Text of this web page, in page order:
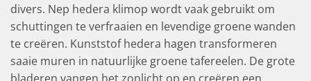
divers. Nep hedera klimop wordt vaak gebruikt om
schuttingen te verfraaien en levendige groene wanden
te creëren. Kunststof hedera hagen transformeren
saaie muren in natuurlijke groene tafereelen. De grote